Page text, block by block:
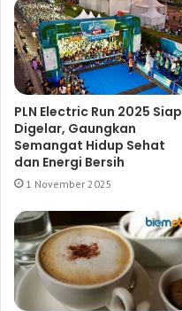
PLN Electric Run 2025 Siap
Digelar, Gaungkan
Semangat Hidup Sehat
dan Energi Bersih
1 November 2025